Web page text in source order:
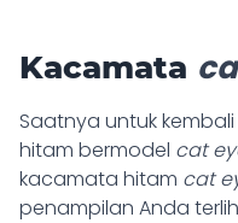
Kacamata
Saatnya untuk
hitam bermodel cat
kacamata hitam cat
penampilan Anda